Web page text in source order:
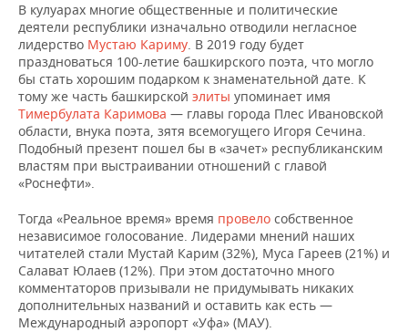
В кулуарах многие общественные и политические
деятели республики изначально отводили негласное
лидерство Мустаю Кариму. В 2019 году будет
праздноваться 100-летие башкирского поэта, что могло
бы стать хорошим подарком к знаменательной дате. К
тому же часть башкирской элиты упоминает имя
Тимербулата Каримова — главы города Плес Ивановской
области, внука поэта, зятя всемогущего Игоря Сечина.
Подобный презент пошел бы в «зачет» республиканским
властям при выстраивании отношений с главой
«Роснефти».
Тогда «Реальное время» время провело собственное
независимое голосование. Лидерами мнений наших
читателей стали Мустай Карим (32%), Муса Гареев (21%) и
Салават Юлаев (12%). При этом достаточно много
комментаторов призывали не придумывать никаких
дополнительных названий и оставить как есть —
Международный аэропорт «Уфа» (МАУ).